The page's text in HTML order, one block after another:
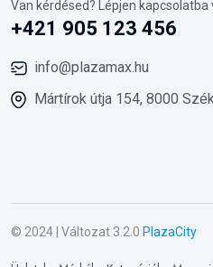
Van kérdésed? Lépjen kapcsolatba
+421 905 123 456
info@plazamax.hu
Mártírok útja 154, 8000
© 2024 | Változat 3.2.0 PlazaCity